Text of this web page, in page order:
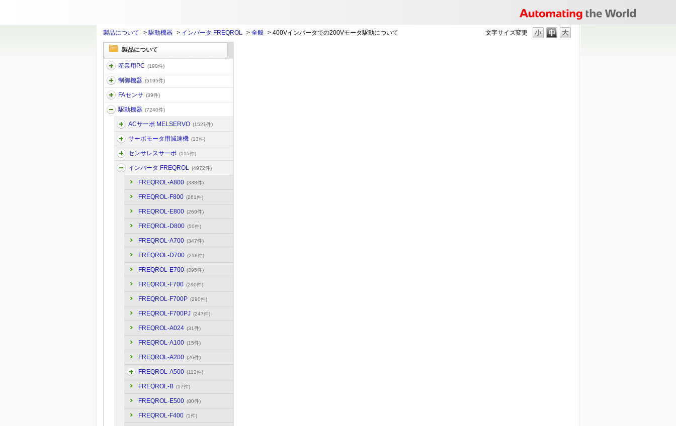
文字サイズ変更
製品について >駆動機器 > インバータ FREQROL > 全般 > 400Vインバータでの200Vモータ駆動について
製品について
産業用PC (190件)
制御機器 (5195件)
FAセンサ (39件)
駆動機器 (7240件)
ACサーボ MELSERVO (1521件)
サーボモータ用減速機 (13件)
センサレスサーボ (115件)
インバータ FREQROL (4972件)
FREQROL-A800 (338件)
FREQROL-F800 (261件)
FREQROL-E800 (269件)
FREQROL-D800 (50件)
FREQROL-A700 (347件)
FREQROL-D700 (258件)
FREQROL-E700 (395件)
FREQROL-F700 (290件)
FREQROL-F700P (290件)
FREQROL-F700PJ (247件)
FREQROL-A024 (31件)
FREQROL-A100 (15件)
FREQROL-A200 (26件)
FREQROL-A500 (113件)
FREQROL-B (17件)
FREQROL-E500 (80件)
FREQROL-F400 (1件)